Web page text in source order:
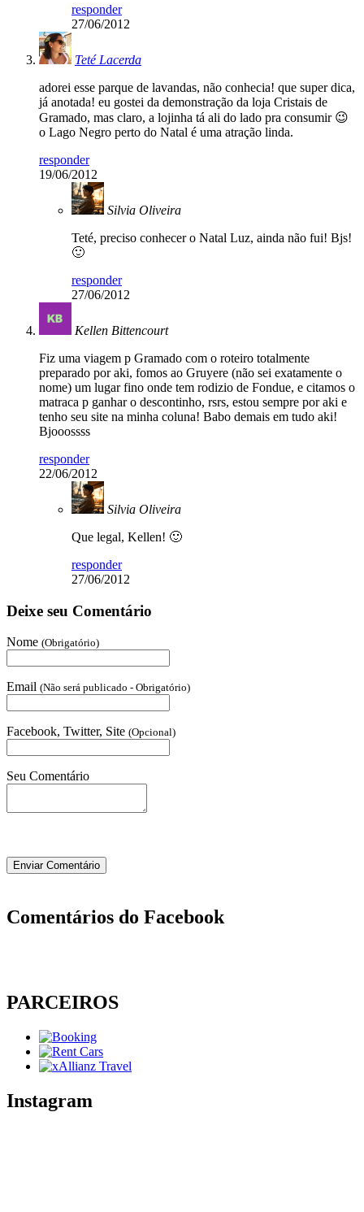
responder
27/06/2012
Teté Lacerda
adorei esse parque de lavandas, não conhecia! que super dica,
já anotada! eu gostei da demonstração da loja Cristais de
Gramado, mas claro, a lojinha tá ali do lado pra consumir 😉
o Lago Negro perto do Natal é uma atração linda.
responder
19/06/2012
Silvia Oliveira
Teté, preciso conhecer o Natal Luz, ainda não fui! Bjs!
🙂
responder
27/06/2012
Kellen Bittencourt
Fiz uma viagem p Gramado com o roteiro totalmente
preparado por aki, fomos ao Gruyere (não sei exatamente o
nome) um lugar fino onde tem rodizio de Fondue, e citamos o
matraca p ganhar o descontinho, rsrs, estou sempre por aki e
tenho seu site na minha coluna! Babo demais em tudo aki!
Bjooossss
responder
22/06/2012
Silvia Oliveira
Que legal, Kellen! 🙂
responder
27/06/2012
Deixe seu Comentário
Nome (Obrigatório)
Email (Não será publicado - Obrigatório)
Facebook, Twitter, Site (Opcional)
Seu Comentário
Comentários do Facebook
PARCEIROS
Instagram